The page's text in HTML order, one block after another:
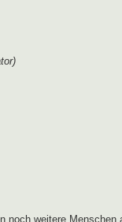
noch weitere